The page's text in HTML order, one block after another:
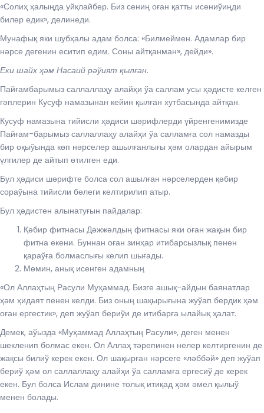
«Солиҳ ҳалыңда уйқлайбер. Биз сениң оған қатты исениўиңди
билер едик», делинеди.
Мунафық яки шубҳалы адам болса: «Билмеймен. Адамлар бир
нәрсе дегенин еситип едим. Соны айтқанман», дейди».
Еки шайх ҳәм Насаий рәўият қылған.
Пайғамбарымыз саллаллаҳу алайҳи ўа саллам усы ҳәдисте келген
гәплерин Кусуф намазынан кейин қылған хутбасында айтқан.
Кусуф намазына тийисли ҳәдиси шәрифлерди үйренгенимизде
Пайғам-барымыз саллаллаҳу алайҳи ўа салламға сол намазды
бир оқыўында көп нәрселер ашылғанлығы ҳәм олардан айырым
үлгилер де айтып өтилген еди.
Бул ҳәдиси шәрифте болса сол ашылған нәрселерден қәбир
сораўына тийисли бөлеги келтирилип атыр.
Бул ҳәдистен алынатуғын пайдалар:
Қәбир фитнасы Дәжжәлдың фитнасы яки оған жақын бир
фитна екени. Буннан оған зинҳар итибарсызлық пенен
қараўға болмаслығы келип шығады.
Мөмин, анық исенген адамның
«Ол Аллаҳтың Расули Муҳаммад. Бизге ашық-айдын баянатлар
ҳәм ҳидаят пенен келди. Биз оның шақырығына жуўап бердик ҳәм
оған ергестик», деп жуўап бериўи де итибарға ылайық ҳалат.
Демек, аўызда «Муҳаммад Аллаҳтың Расули», деген менен
шекленип болмас екен. Ол Аллаҳ тәрепинен нелер келтиргенин де
жақсы билиў керек екен. Ол шақырған нәрсеге «ләббәй» деп жуўап
бериў ҳәм ол саллаллаҳу алайҳи ўа салламға ергесиў де керек
екен. Бул болса Ислам динине толық итиқад ҳәм әмел қылыў
менен болады.